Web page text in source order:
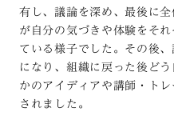
有し、議論を深め、最後に
が自分の気づきや体験をそ
ている様子でした。その後
になり、組織に戻った後ど
かのアイディアや講師・ト
されました。